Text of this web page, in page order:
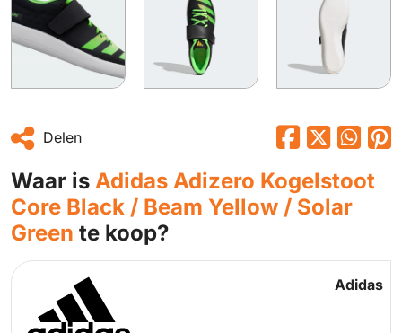
Delen
Waar is Adidas Adizero Kogelstoot
Core Black / Beam Yellow / Solar
Green te koop?
Adidas